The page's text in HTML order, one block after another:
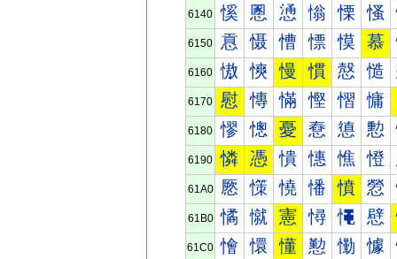
6140 慀 慁 慂 慃 慄 慅
6150 慐 慑 慒 慓 慔 慕
6160 慠 慡 慢 慣 慤 慥
6170 慰 慱 慲 慳 慴 慵
6180 憀 憁 憂 憃 憄 憅
6190 憐 憑 憒 憓 憔 憕
61A0 憠 憡 憢 憣 憤 憥
61B0 憰 憱 憲 憳 憴 憵
61C0 懀 懁 懂 懃 懄 懅